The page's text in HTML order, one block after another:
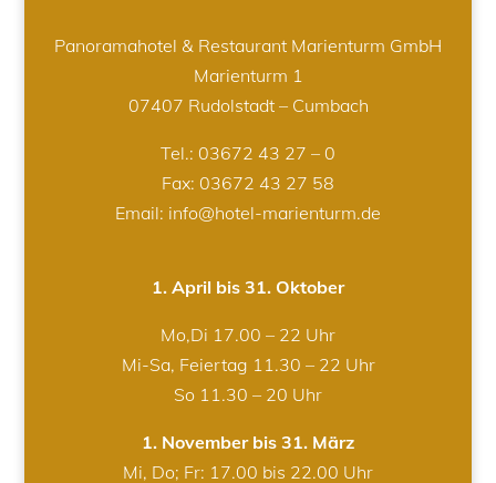
Panoramahotel & Restaurant Marienturm GmbH
Marienturm 1
07407 Rudolstadt – Cumbach
Tel.: 03672 43 27 – 0
Fax: 03672 43 27 58
Email: info@hotel-marienturm.de
1. April bis 31. Oktober
Mo,Di 17.00 – 22 Uhr
Mi-Sa, Feiertag 11.30 – 22 Uhr
So 11.30 – 20 Uhr
1. November bis 31. März
Mi, Do; Fr: 17.00 bis 22.00 Uhr